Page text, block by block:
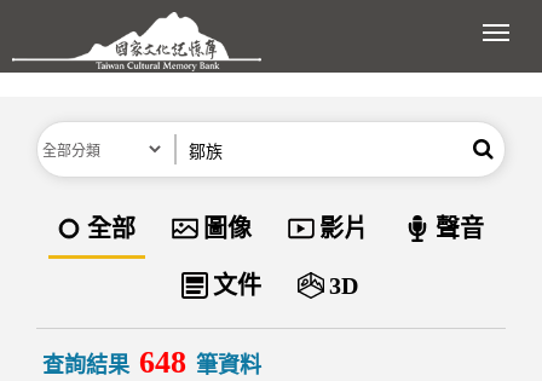
跳到主要內容區塊
展
分類 搜尋
資料類型
全部 圖像 影片 聲音
文件 3D
查詢結果 648 筆資料